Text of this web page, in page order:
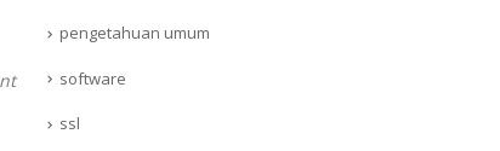
pengetahuan umum
software
ssl